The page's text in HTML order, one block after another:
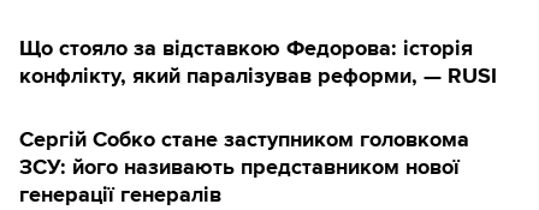
Що стояло за відставкою Федорова: історія
конфлікту, який паралізував реформи, — RUSI
Сергій Собко стане заступником головкома
ЗСУ: його називають представником нової
генерації генералів